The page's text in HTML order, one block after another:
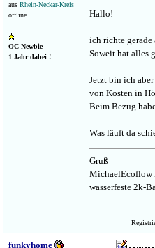
aus Rhein-Neckar-Kreis
offline
OC Newbie
1 Jahr dabei !
Hallo!
ich richte gerade
Soweit hat alles
Jetzt bin ich
von Kosten in
Beim Bezug
Was läuft da
Gruß
MichaelEcoflow
wasserfeste 2k-
funkyhome